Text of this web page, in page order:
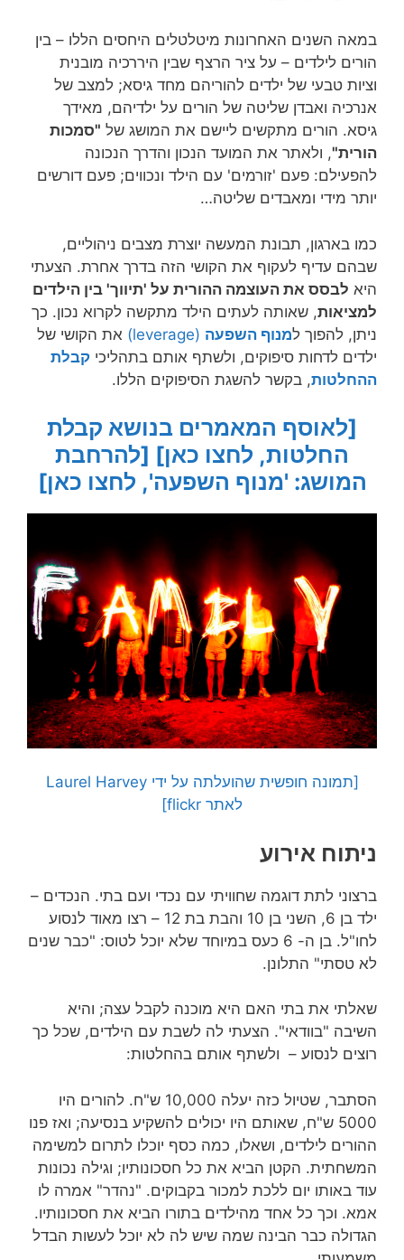
במאה השנים האחרונות מיטלטלים היחסים הללו – בין
הורים לילדים – על ציר הרצף שבין היררכיה מובנית
וציות טבעי של ילדים להוריהם מחד גיסא; למצב של
אנרכיה ואבדן שליטה של הורים על ילדיהם, מאידך
גיסא. הורים מתקשים ליישם את המושג של "סמכות
הורית", ולאתר את המועד הנכון והדרך הנכונה
להפעילם: פעם 'זורמים' עם הילד ונכווים; פעם דורשים
יותר מידי ומאבדים שליטה…
כמו בארגון, תבונת המעשה יוצרת מצבים ניהוליים,
שבהם עדיף לעקוף את הקושי הזה בדרך אחרת. הצעתי
היא לבסס את העוצמה ההורית על 'תיווך' בין הילדים
למציאות, שאותה לעתים הילד מתקשה לקרוא נכון. כך
ניתן, להפוך למנוף השפעה (leverage)
את הקושי של
ילדים לדחות סיפוקים, ולשתף אותם בתהליכי קבלת
ההחלטות, בקשר להשגת הסיפוקים הללו.
[לאוסף המאמרים בנושא קבלת
החלטות, לחצו כאן] [להרחבת
המושג: 'מנוף השפעה', לחצו כאן]
[תמונה חופשית שהועלתה על ידי Laurel Harvey
לאתר flickr]
ניתוח אירוע
ברצוני לתת דוגמה שחוויתי עם נכדי ועם בתי. הנכדים –
ילד בן 6, השני בן 10 והבת בת 12 – רצו מאוד לנסוע
לחו"ל. בן ה- 6 כעס במיוחד שלא יוכל לטוס: "כבר שנים
לא טסתי" התלונן.
שאלתי את בתי האם היא מוכנה לקבל עצה; והיא
השיבה "בוודאי". הצעתי לה לשבת עם הילדים, שכל כך
רוצים לנסוע – ולשתף אותם בהחלטות:
הסתבר, שטיול כזה יעלה 10,000 ש"ח. להורים היו
5000 ש"ח, שאותם היו יכולים להשקיע בנסיעה; ואז פנו
ההורים לילדים, ושאלו, כמה כסף יוכלו לתרום למשימה
המשחתית. הקטן הביא את כל חסכונותיו; וגילה נכונות
עוד באותו יום ללכת למכור בקבוקים. "נהדר" אמרה לו
אמא. וכך כל אחד מהילדים בתורו הביא את חסכונותיו.
הגדולה כבר הבינה שמה שיש לה לא יוכל לעשות הבדל